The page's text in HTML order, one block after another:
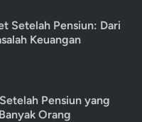
Setelah Pensiun: Dari
Keuangan
Pensiun yang
Orang